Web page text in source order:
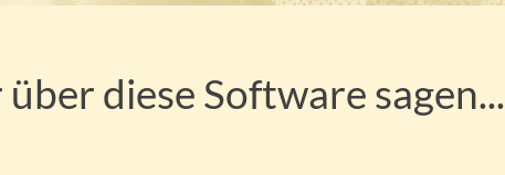
diese Software sagen...